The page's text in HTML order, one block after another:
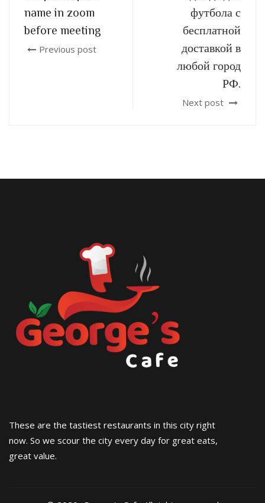
name in zoom
before meeting
Previous post
футбола с
бесплатной
доставкой в
любой город
РФ.
Next post
These are the tastiest restaurants in this city right
now. So we scour the city every day for great eats,
great value.